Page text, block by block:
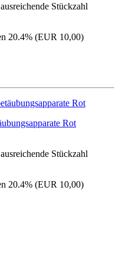
ausreichende Stückzahl
20.4% (EUR 10,00)
Rot
ausreichende Stückzahl
20.4% (EUR 10,00)